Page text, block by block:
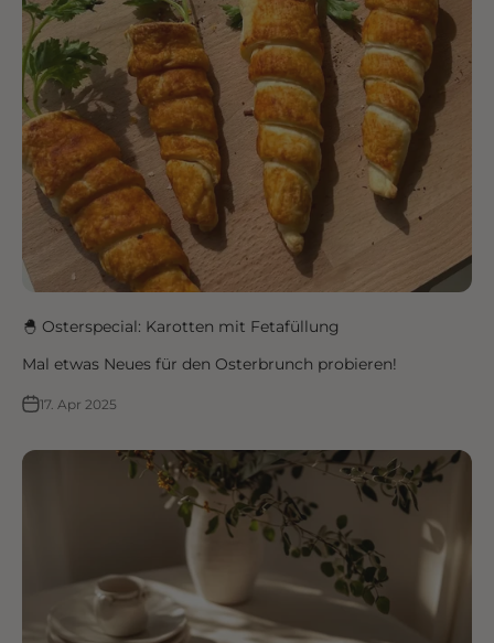
🐣 Osterspecial: Karotten mit Fetafüllung
Mal etwas Neues für den Osterbrunch probieren!
17. Apr 2025